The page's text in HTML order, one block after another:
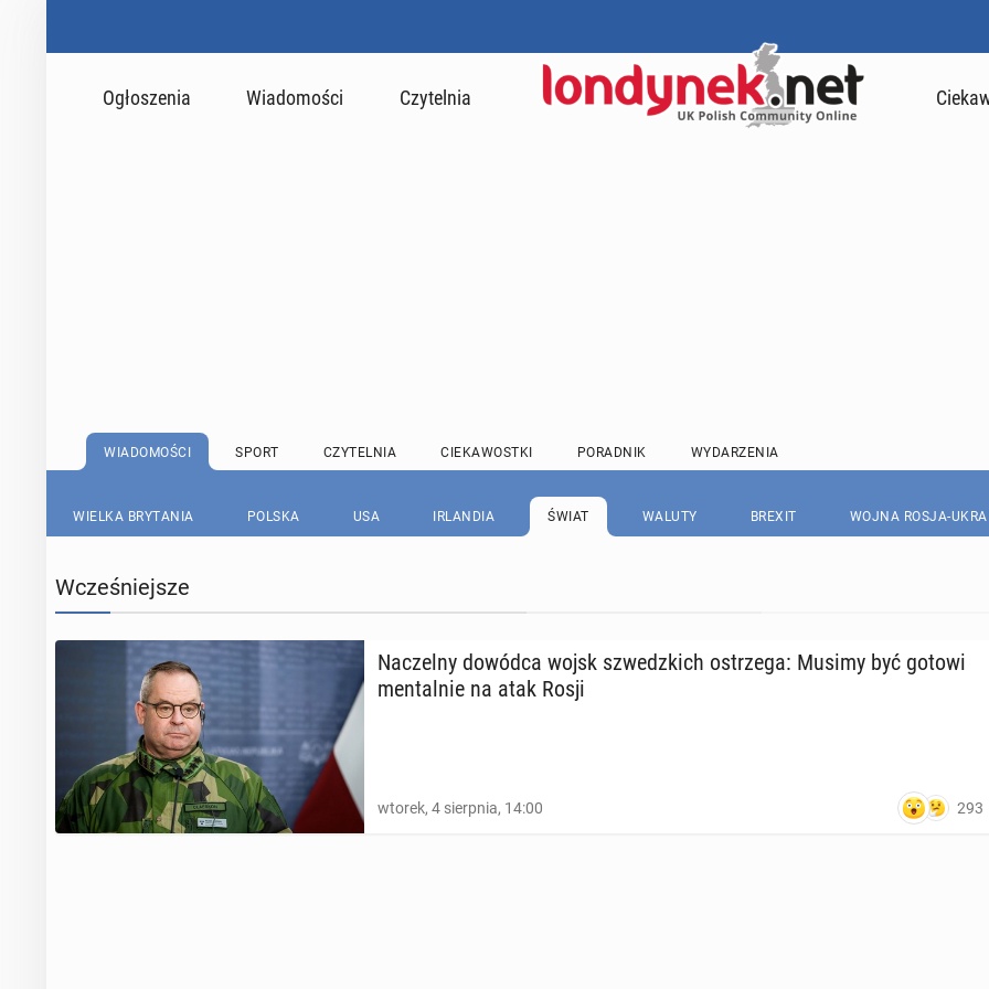
Ogłoszenia Wiadomości Czytelnia
WIADOMOŚCI SPORT CZYTELNIA CIEKAWOSTKI PORADNIK WYDARZENIA
WIELKA BRYTANIA POLSKA USA IRLANDIA ŚWIAT WALUTY BREXIT WOJNA ROSJA-
Wcześniejsze
Na­czel­ny dowódca wojsk szwedz­kich ostrze­ga: Musimy być gotowi
men­tal­nie na atak Rosji
wtorek, 4 sierpnia, 14:00 293